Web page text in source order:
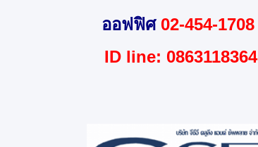
ออฟฟิศ 02-454-1708
ID line: 0863118364